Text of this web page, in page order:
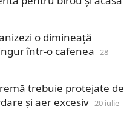
o dimineață
într-o cafenea 28
trebuie protejate de
și aer excesiv 20 iulie